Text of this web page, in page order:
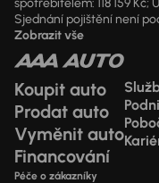
Sjednání pojištění není
Zobrazit vše
Koupit auto
Prodat auto
Vyměnit auto
Financování
Péče o zákazníky